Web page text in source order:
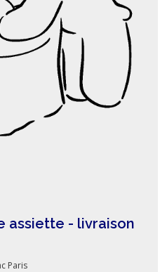
assiette - livraison
Paris